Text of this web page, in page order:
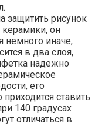
защитить рисунок
он
немного иначе,
в два слоя,
надежно
его
ставить
140 градусах
отличаться в